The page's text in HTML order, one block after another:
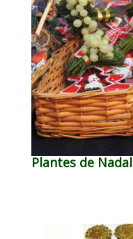
Plantes de Nadal